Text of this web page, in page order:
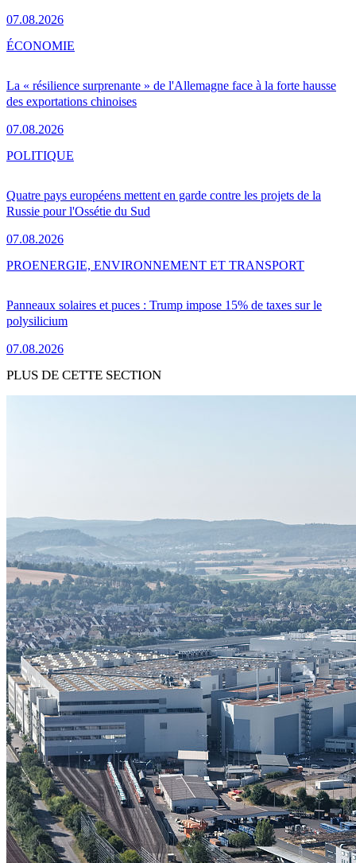
07.08.2026
La « résilience surprenante » de l'Allemagne face à la forte hausse
des exportations chinoises
07.08.2026
ÉCONOMIE
Quatre pays européens mettent en garde contre les projets de la
Russie pour l'Ossétie du Sud
07.08.2026
POLITIQUE
Panneaux solaires et puces : Trump impose 15% de taxes sur le
polysilicium
07.08.2026
PROENERGIE, ENVIRONNEMENT ET TRANSPORT
PLUS DE CETTE SECTION